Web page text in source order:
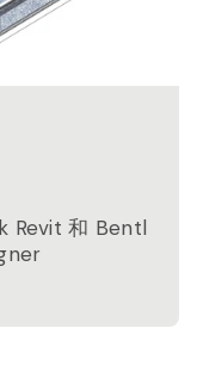
Revit 和 Bentl